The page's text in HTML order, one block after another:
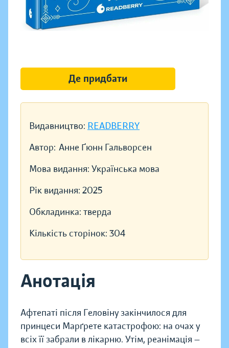
Видавництво: READBERRY
Автор: Анне Ґюнн Гальворсен
Мова видання: Українська мова
Рік видання: 2025
Обкладинка: тверда
Кількість сторінок: 304
Анотація
Афтепаті після Геловіну закінчилося для
принцеси Марґрете катастрофою: на очах у
всіх її забрали в лікарню. Утім, реанімація —
Де придбати